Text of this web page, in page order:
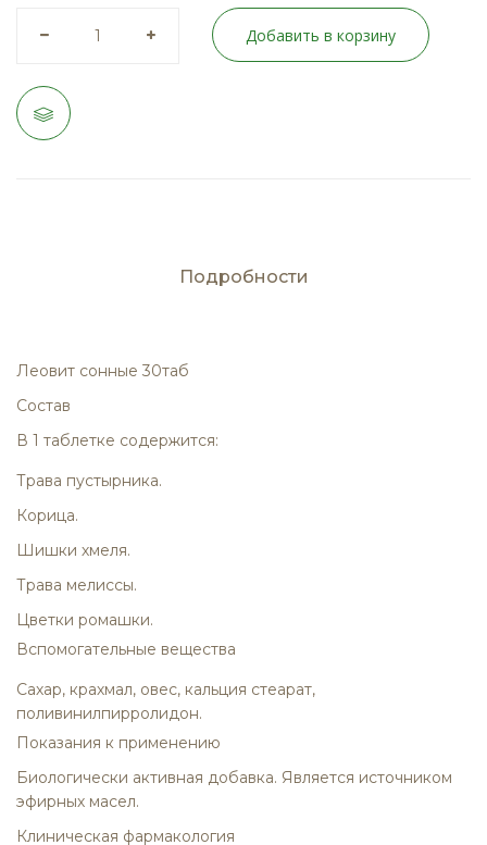
Добавить в корзину
Подробности
Леовит сонные 30таб
Состав
В 1 таблетке содержится:
Трава пустырника.
Корица.
Шишки хмеля.
Трава мелиссы.
Цветки ромашки.
Вспомогательные вещества
Сахар, крахмал, овес, кальция стеарат,
поливинилпирролидон.
Показания к применению
Биологически активная добавка. Является источником
эфирных масел.
Клиническая фармакология